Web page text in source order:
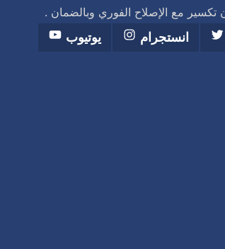
مع الإصلاح الفوري وبالضمان .
انستجرام يوتيوب